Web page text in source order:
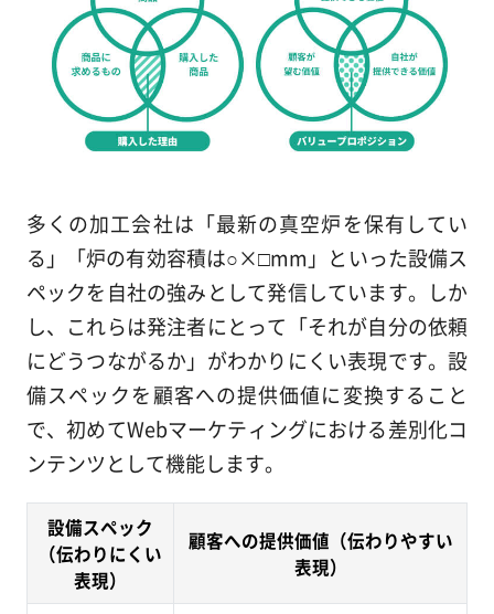
多くの加工会社は「最新の真空炉を保有してい
る」「炉の有効容積は○×□mm」といった設備ス
ペックを自社の強みとして発信しています。しか
し、これらは発注者にとって「それが自分の依頼
にどうつながるか」がわかりにくい表現です。設
備スペックを顧客への提供価値に変換すること
で、初めてWebマーケティングにおける差別化コ
ンテンツとして機能します。
設備スペック
（伝わりにくい
表現）
顧客への提供価値（伝わりやすい
表現）